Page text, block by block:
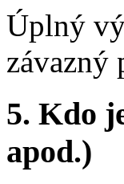
Úplný
závazný
5. Kdo
apod.)